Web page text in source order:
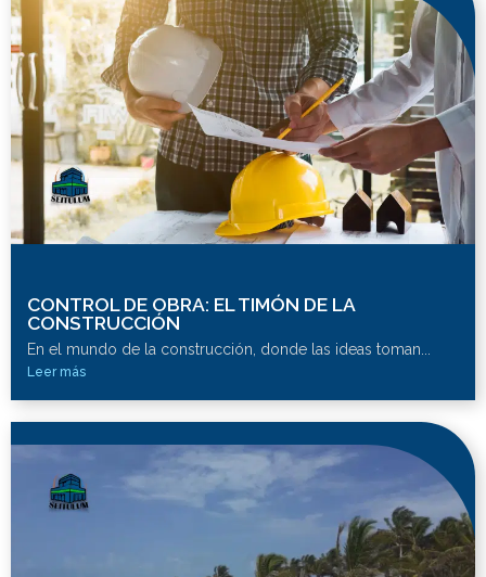
CONTROL DE OBRA: EL TIMÓN DE LA
CONSTRUCCIÓN
En el mundo de la construcción, donde las ideas toman...
Leer más